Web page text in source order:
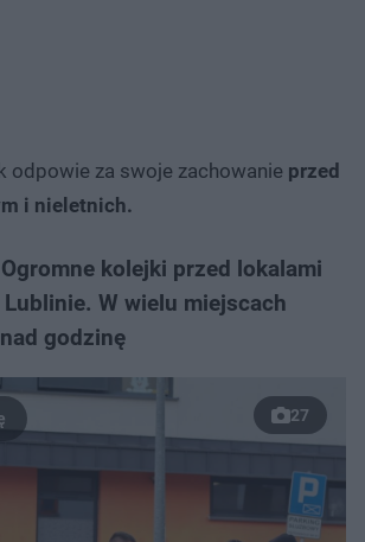
odpowie za swoje zachowanie przed
i nieletnich.
kolejki przed lokalami
W wielu miejscach
godzinę
27